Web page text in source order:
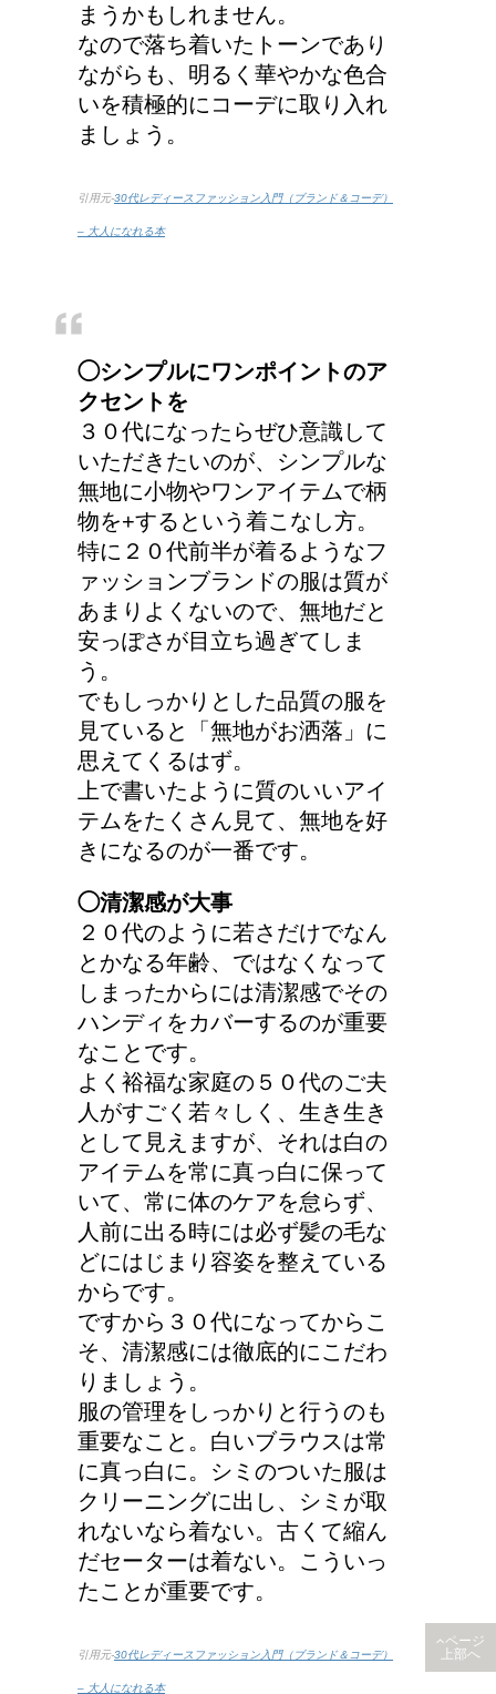
労災保険の請求で病院が
2か所の場合はどうなる
の？
まうかもしれません。
なので落ち着いたトーンであり
ながらも、明るく華やかな色合
いを積極的にコーデに取り入れ
ましょう。
引用元-30代レディースファッション入門（ブランド＆コーデ）
– 大人になれる本
◯シンプルにワンポイントのア
クセントを
３０代になったらぜひ意識して
いただきたいのが、シンプルな
無地に小物やワンアイテムで柄
物を+するという着こなし方。
特に２０代前半が着るようなフ
ァッションブランドの服は質が
あまりよくないので、無地だと
安っぽさが目立ち過ぎてしま
う。
でもしっかりとした品質の服を
見ていると「無地がお洒落」に
思えてくるはず。
上で書いたように質のいいアイ
テムをたくさん見て、無地を好
きになるのが一番です。
◯清潔感が大事
２０代のように若さだけでなん
とかなる年齢、ではなくなって
しまったからには清潔感でその
ハンディをカバーするのが重要
なことです。
よく裕福な家庭の５０代のご夫
人がすごく若々しく、生き生き
として見えますが、それは白の
アイテムを常に真っ白に保って
いて、常に体のケアを怠らず、
人前に出る時には必ず髪の毛な
どにはじまり容姿を整えている
からです。
ですから３０代になってからこ
そ、清潔感には徹底的にこだわ
りましょう。
服の管理をしっかりと行うのも
重要なこと。白いブラウスは常
に真っ白に。シミのついた服は
クリーニングに出し、シミが取
れないなら着ない。古くて縮ん
だセーターは着ない。こういっ
たことが重要です。
引用元-30代レディースファッション入門（ブランド＆コーデ）
– 大人になれる本
ページ
上部へ